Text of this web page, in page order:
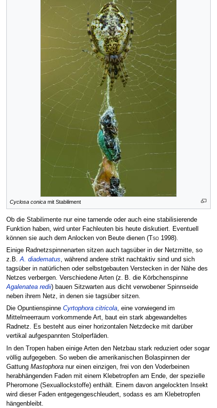
Cyclosa conicamit Stabiliment
Ob die Stabilimente nur eine tarnende oder auch eine stabilisierende
Funktion haben, wird unter Fachleuten bis heute diskutiert. Eventuell
können sie auch dem Anlocken von Beute dienen (Tso1998).
Einige Radnetzspinnenarten sitzen auch tagsüber in der Netzmitte, so
z.B.A. diadematus, während andere strikt nachtaktiv sind und sich
tagsüber in natürlichen oder selbstgebauten Verstecken in der Nähe des
Netzes verbergen. Verschiedene Arten (z. B. die Körbchenspinne
Agalenatea redii) bauen Sitzwarten aus dicht verwobener Spinnseide
neben ihrem Netz, in denen sie tagsüber sitzen.
Die Opuntienspinne Cyrtophora citricola, eine vorwiegend im
Mittelmeerraum vorkommende Art, baut ein stark abgewandeltes
Radnetz. Es besteht aus einer horizontalen Netzdecke mit darüber
vertikal aufgespannten Stolperfäden.
In den Tropen haben einige Arten den Netzbau stark reduziert oder sogar
völlig aufgegeben. So weben die amerikanischen Bolaspinnen der
Gattung Mastophoranur einen einzigen, frei von den Voderbeinen
herabhängenden Faden mit einem Klebetropfen am Ende, der spezielle
Pheromone (Sexuallockstoffe) enthält. Einem davon angelockten Insekt
wird dieser Faden entgegengeschleudert, sodass es am Klebetropfen
hängenbleibt.